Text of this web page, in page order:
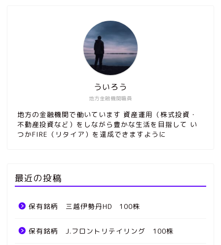
地方金融機関職員
ういろう
地方の金融機関で働いています 資産運用（株式投資・
不動産投資など）をしながら豊かな生活を目指して い
つかFIRE（リタイア）を達成できますように
最近の投稿
保有銘柄 三越伊勢丹HD 100株
保有銘柄 J.フロントリテイリング 100株